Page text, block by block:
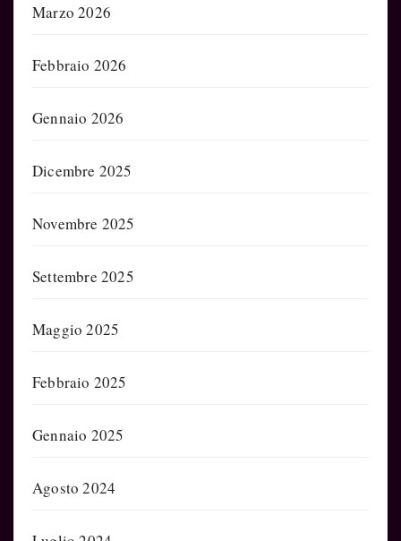
Marzo 2026
Febbraio 2026
Gennaio 2026
Dicembre 2025
Novembre 2025
Settembre 2025
Maggio 2025
Febbraio 2025
Gennaio 2025
Agosto 2024